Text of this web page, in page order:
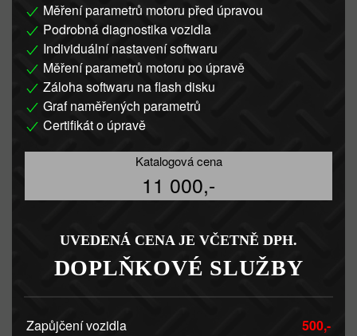
Měření parametrů motoru před úpravou
Podrobná diagnostika vozidla
Individuální nastavení softwaru
Měření parametrů motoru po úpravě
Záloha softwaru na flash disku
Graf naměřených parametrů
Certifikát o úpravě
Katalogová cena
11 000,-
UVEDENÁ CENA JE VČETNĚ DPH.
DOPLŇKOVÉ SLUŽBY
Zapůjčení vozidla
500,-